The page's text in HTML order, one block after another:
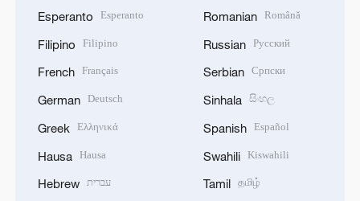
Esperanto Esperanto
Filipino Filipino
French Français
German Deutsch
Greek Ελληνικά
Hausa Hausa
Hebrew עברית
Romanian Română
Russian Русский
Serbian Српски
Sinhala සිංහල
Spanish Español
Swahili Kiswahili
Tamil தமிழ்